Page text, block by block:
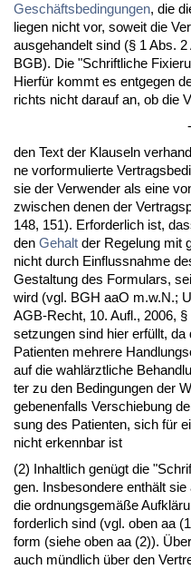
Geschäfts­be­din­gun­gen, die
lie­gen nicht vor, so­weit die
aus­ge­han­delt sind (§ 1 Abs.
BGB). Die "Schrift­li­che
Hierfür kommt es ent­ge­gen
richts nicht dar­auf an, ob die
den Text der Klau­seln
ne vor­for­mu­lier­te
sie der Ver­wen­der als ei­ne
zwi­schen de­nen der
148, 151). Er­for­der­lich ist,
den Ge­halt der Re­ge­lung mit
nicht durch Ein­fluss­nah­me
Ge­stal­tung des For­mu­lars,
wird (vgl. BGH aaO m.w.N.;
AGB-Recht, 10. Aufl., 2006,
set­zun­gen sind hier erfüllt,
Pa­ti­en­ten meh­re­re
auf die wahlärzt­li­che
ter zu den Be­din­gun­gen der
ge­be­nen­falls Ver­schie­bung
sung des Pa­ti­en­ten, sich für
nicht er­kenn­bar ist
(2) In­halt­lich genügt die
gen. Ins­be­son­de­re enthält
die ord­nungs­gemäße
for­der­lich sind (vgl. oben aa
form (sie­he oben aa (2)).
auch münd­lich über den